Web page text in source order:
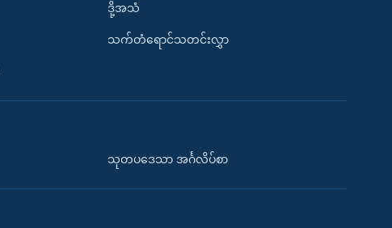
ဒို့အသံ
သက်တံရောင်သတင်းလွှာ
သုတပဒေသာ အင်္ဂလိပ်စာ